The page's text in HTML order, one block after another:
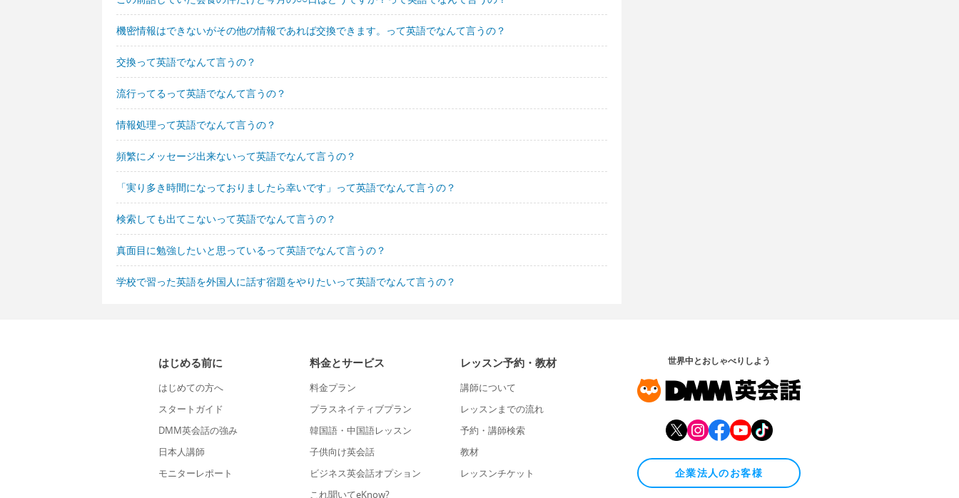
機密情報はできないがその他の情報であれば交換できます。って英語でなんて言うの？
交換って英語でなんて言うの？
流行ってるって英語でなんて言うの？
情報処理って英語でなんて言うの？
頻繁にメッセージ出来ないって英語でなんて言うの？
「実り多き時間になっておりましたら幸いです」って英語でなんて言うの？
検索しても出てこないって英語でなんて言うの？
真面目に勉強したいと思っているって英語でなんて言うの？
学校で習った英語を外国人に話す宿題をやりたいって英語でなんて言うの？
はじめる前に
はじめての方へ
スタートガイド
DMM英会話の強み
日本人講師
モニターレポート
料金とサービス
料金プラン
プラスネイティブプラン
韓国語・中国語レッスン
子供向け英会話
ビジネス英会話オプション
これ聞いてeKnow?
レッスン予約・教材
講師について
レッスンまでの流れ
予約・講師検索
教材
レッスンチケット
世界中とおしゃべりしよう
企業法人のお客様